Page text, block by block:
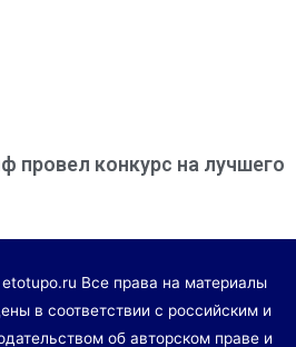
провел конкурс на лучшего
Все права на материалы
в соответствии с российским и
об авторском праве и